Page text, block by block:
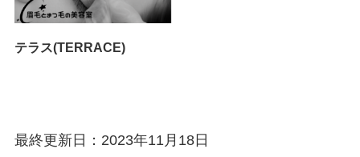
テラス(TERRACE)
最終更新日：2023年11月18日